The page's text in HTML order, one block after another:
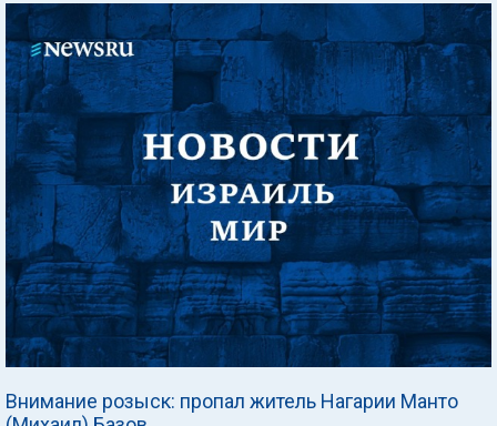
Внимание розыск: пропал житель Нагарии Манто